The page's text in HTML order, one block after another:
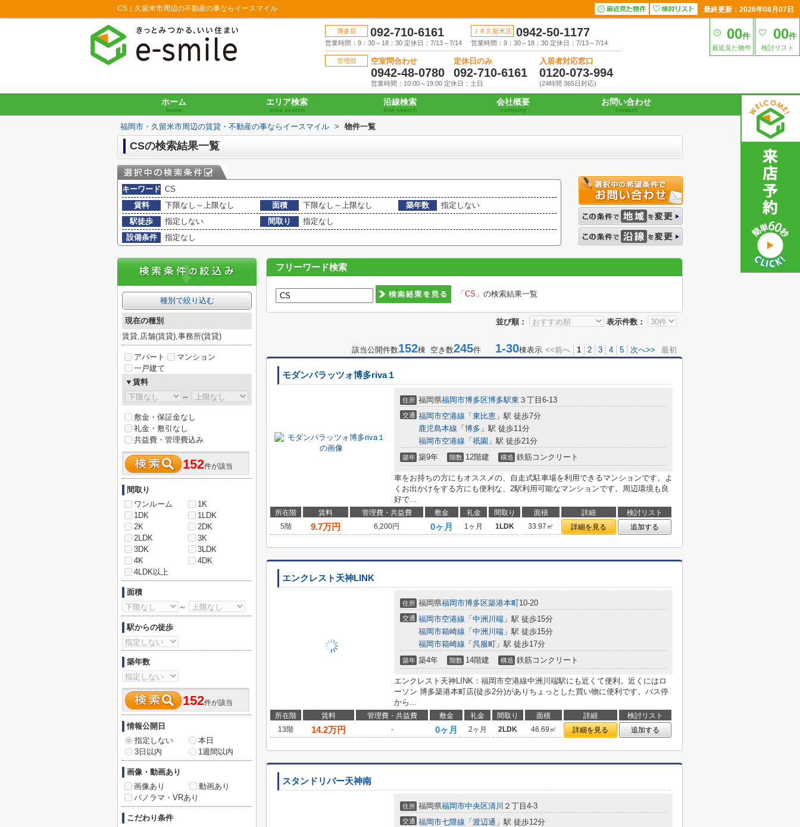
CS｜久留米市周辺の不動産の事ならイースマイル 最終更新：2026年08月07日
博多店 092-710-6161
営業時間：9：30～18：30 定休日：7/13～7/14
ＪＲ久留米店 0942-50-1177
営業時間：9：30～18：30 定休日：7/13～7/14
管理部 空室問合わせ
0942-48-0780
定休日のみ
092-710-6161
営業時間：10:00～19:00 定休日：土日
入居者対応窓口
0120-073-994
(24時間 365日対応)
00件
最近見た物件
00件
検討リスト
ホーム
home
エリア検索
area search
沿線検索
line search
会社概要
company
お問い合わせ
contact
福岡市・久留米市周辺の賃貸・不動産の事ならイースマイル > 物件一覧
CSの検索結果一覧
キーワード CS
賃料
下限なし～上限なし 面積 下限なし～上限なし 築年数
指定しない
駅徒歩
指定しない 間取り
指定なし
設備条件
指定なし
フリーワード検索
「CS」 の検索結果一覧
並び順： 表示件数：
該当公開件数152棟 空き数245件 1-30棟表示 <<前へ 1 2 3 4 5 次へ>> 最初
モダンパラッツォ博多riva１
住所 福岡県福岡市博多区博多駅東 ３丁目6-13
交通 福岡市空港線 「 東比恵 」駅 徒歩7分
鹿児島本線 「 博多 」駅 徒歩11分
福岡市空港線 「 祇園 」駅 徒歩21分
築年 築9年 階数 12階建 構造 鉄筋コンクリート
車をお持ちの方にもオススメの、自走式駐車場を利用できるマンションです。よ
くお出かけをする方にも便利な、2駅利用可能なマンションです。周辺環境も良
好で...
所在階 賃料 管理費・共益費 敷金 礼金 間取り 面積 詳細
検討リスト
5階
9.7万円 6,200円 0ヶ月 1ヶ月 1LDK 33.97㎡ 詳細を見る 追加する
エンクレスト天神LINK
住所 福岡県福岡市博多区築港本町10-20
交通 福岡市空港線 「 中洲川端 」駅 徒歩15分
福岡市箱崎線 「 中洲川端 」駅 徒歩15分
福岡市箱崎線 「 呉服町 」駅 徒歩17分
築年 築4年 階数 14階建 構造 鉄筋コンクリート
エンクレスト天神LINK：福岡市空港線中洲川端駅にも近くて便利。近くにはロ
ーソン 博多築港本町店(徒歩2分)がありちょっとした買い物に便利です。バス停
から...
所在階 賃料 管理費・共益費 敷金 礼金 間取り 面積 詳細
検討リスト
13階
14.2万円 - 0ヶ月 2ヶ月 2LDK 46.69㎡ 詳細を見る 追加する
スタンドリバー天神南
住所 福岡県福岡市中央区清川 ２丁目4-3
交通 福岡市七隈線 「 渡辺通 」駅 徒歩12分
種別で絞り込む
現在の種別
賃貸,店舗(賃貸),事務所(賃貸)
アパート
マンション
一戸建て
▼賃料
～
敷金・保証金なし
礼金・敷引なし
共益費・管理費込み
152件が該当
間取り
ワンルーム
1K
1DK
1LDK
2K
2DK
2LDK
3K
3DK
3LDK
4K
4DK
4LDK以上
面積
～
駅からの徒歩
築年数
152件が該当
情報公開日
指定しない
本日
3日以内
1週間以内
画像・動画あり
画像あり
動画あり
パノラマ・VRあり
こだわり条件